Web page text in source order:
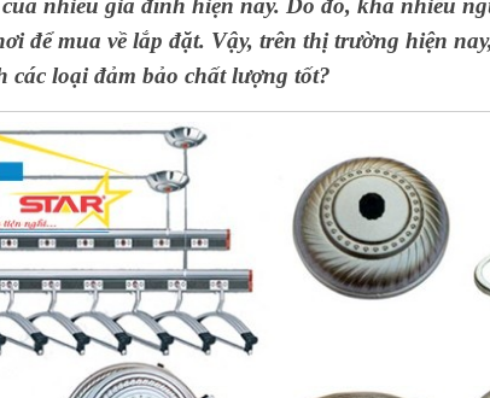
nhiều gia đình hiện nay. Do đó, khá nhiều
để mua về lắp đặt. Vậy, trên thị trường hiện
các loại đảm bảo chất lượng tốt?